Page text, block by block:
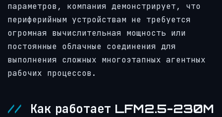
параметров, компания демонстрирует, что
периферийным устройствам не требуется
огромная вычислительная мощность или
постоянные облачные соединения для
выполнения сложных многоэтапных агентных
рабочих процессов.
Как работает LFM2.5-230M